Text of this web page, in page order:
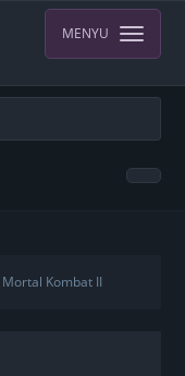
MENYU
Kombat II